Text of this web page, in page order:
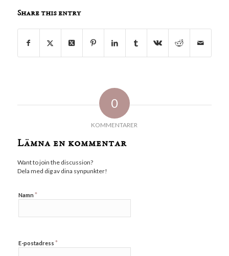
Share this entry
0
KOMMENTARER
Lämna en kommentar
Want to join the discussion?
Dela med dig av dina synpunkter!
Namn *
E-postadress *